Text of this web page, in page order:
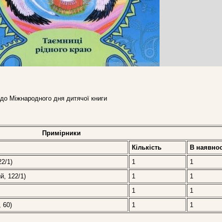
Міжнародного дня дитячої книги
Примірники
Кількість
В
1)
1
1
122/1)
1
1
1
1
60)
1 1